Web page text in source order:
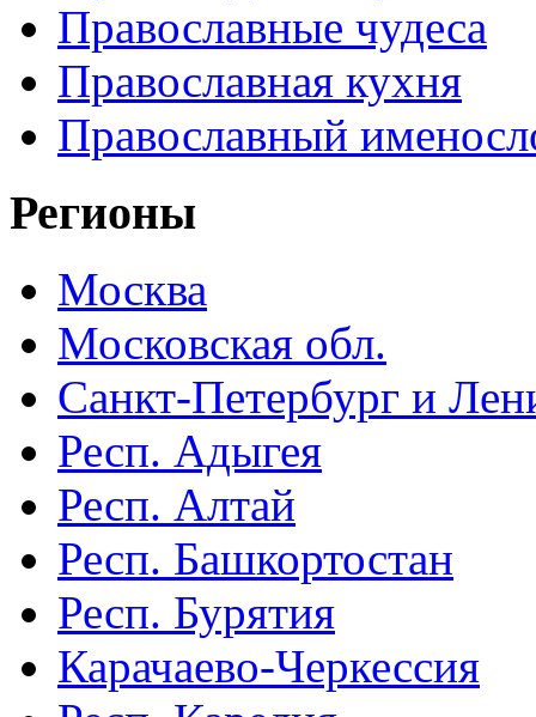
Православные чудеса
Православная кухня
Православный
Регионы
Москва
Московская обл.
Санкт-Петербург и
Респ. Адыгея
Респ. Алтай
Респ. Башкортостан
Респ. Бурятия
Карачаево-Черкессия